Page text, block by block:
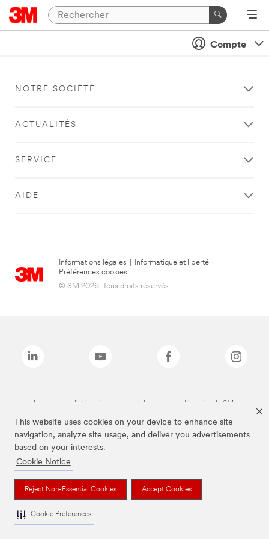
This website uses cookies on your device to enhance site
navigation, analyze site usage, and deliver you advertisements
based on your interests.
Cookie Notice
Reject Non-Essential Cookies Accept Cookies
Cookie Preferences
Compte
NOTRE SOCIÉTÉ
ACTUALITÉS
SERVICE
AIDE
Informations légales Informatique et liberté
Préférences cookies
© 3M 2026. Tous droits réservés.
Les marques listées ci-dessus sont des marques déposées de 3M.